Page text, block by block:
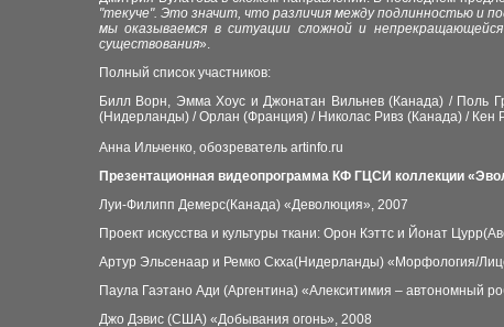
"текуче". Это значит, что различия между подлинностью и
мы оказываемся в ситуации сложной и
существования».
Полный список участников:
Билл Ворн, Эмма Хоус и Джонатан Вильнев (Канада) / Поль
(Нидерланды) / Орлан (Франция) / Николас Ривз (Канада) /
Анна Ильченко, обозреватель artinfo.ru
Презентационная видеопрограмма КФ ГЦСИ коллекции
Луи-Филипп Демерс(Канада) «Деволюция», 2007
Проект искусства и культуры ткани: Орон Кэттс и Йонат
Артур Эльсенаар и Ремко Скха(Нидерланды) «Морфология/
Паула Гаэтано Ади (Аргентина) «Алекситимия – автономный
Джо Дэвис (США) «Добывания огонь», 2008